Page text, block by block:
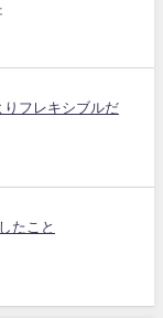
フレキシブルだ
たこと